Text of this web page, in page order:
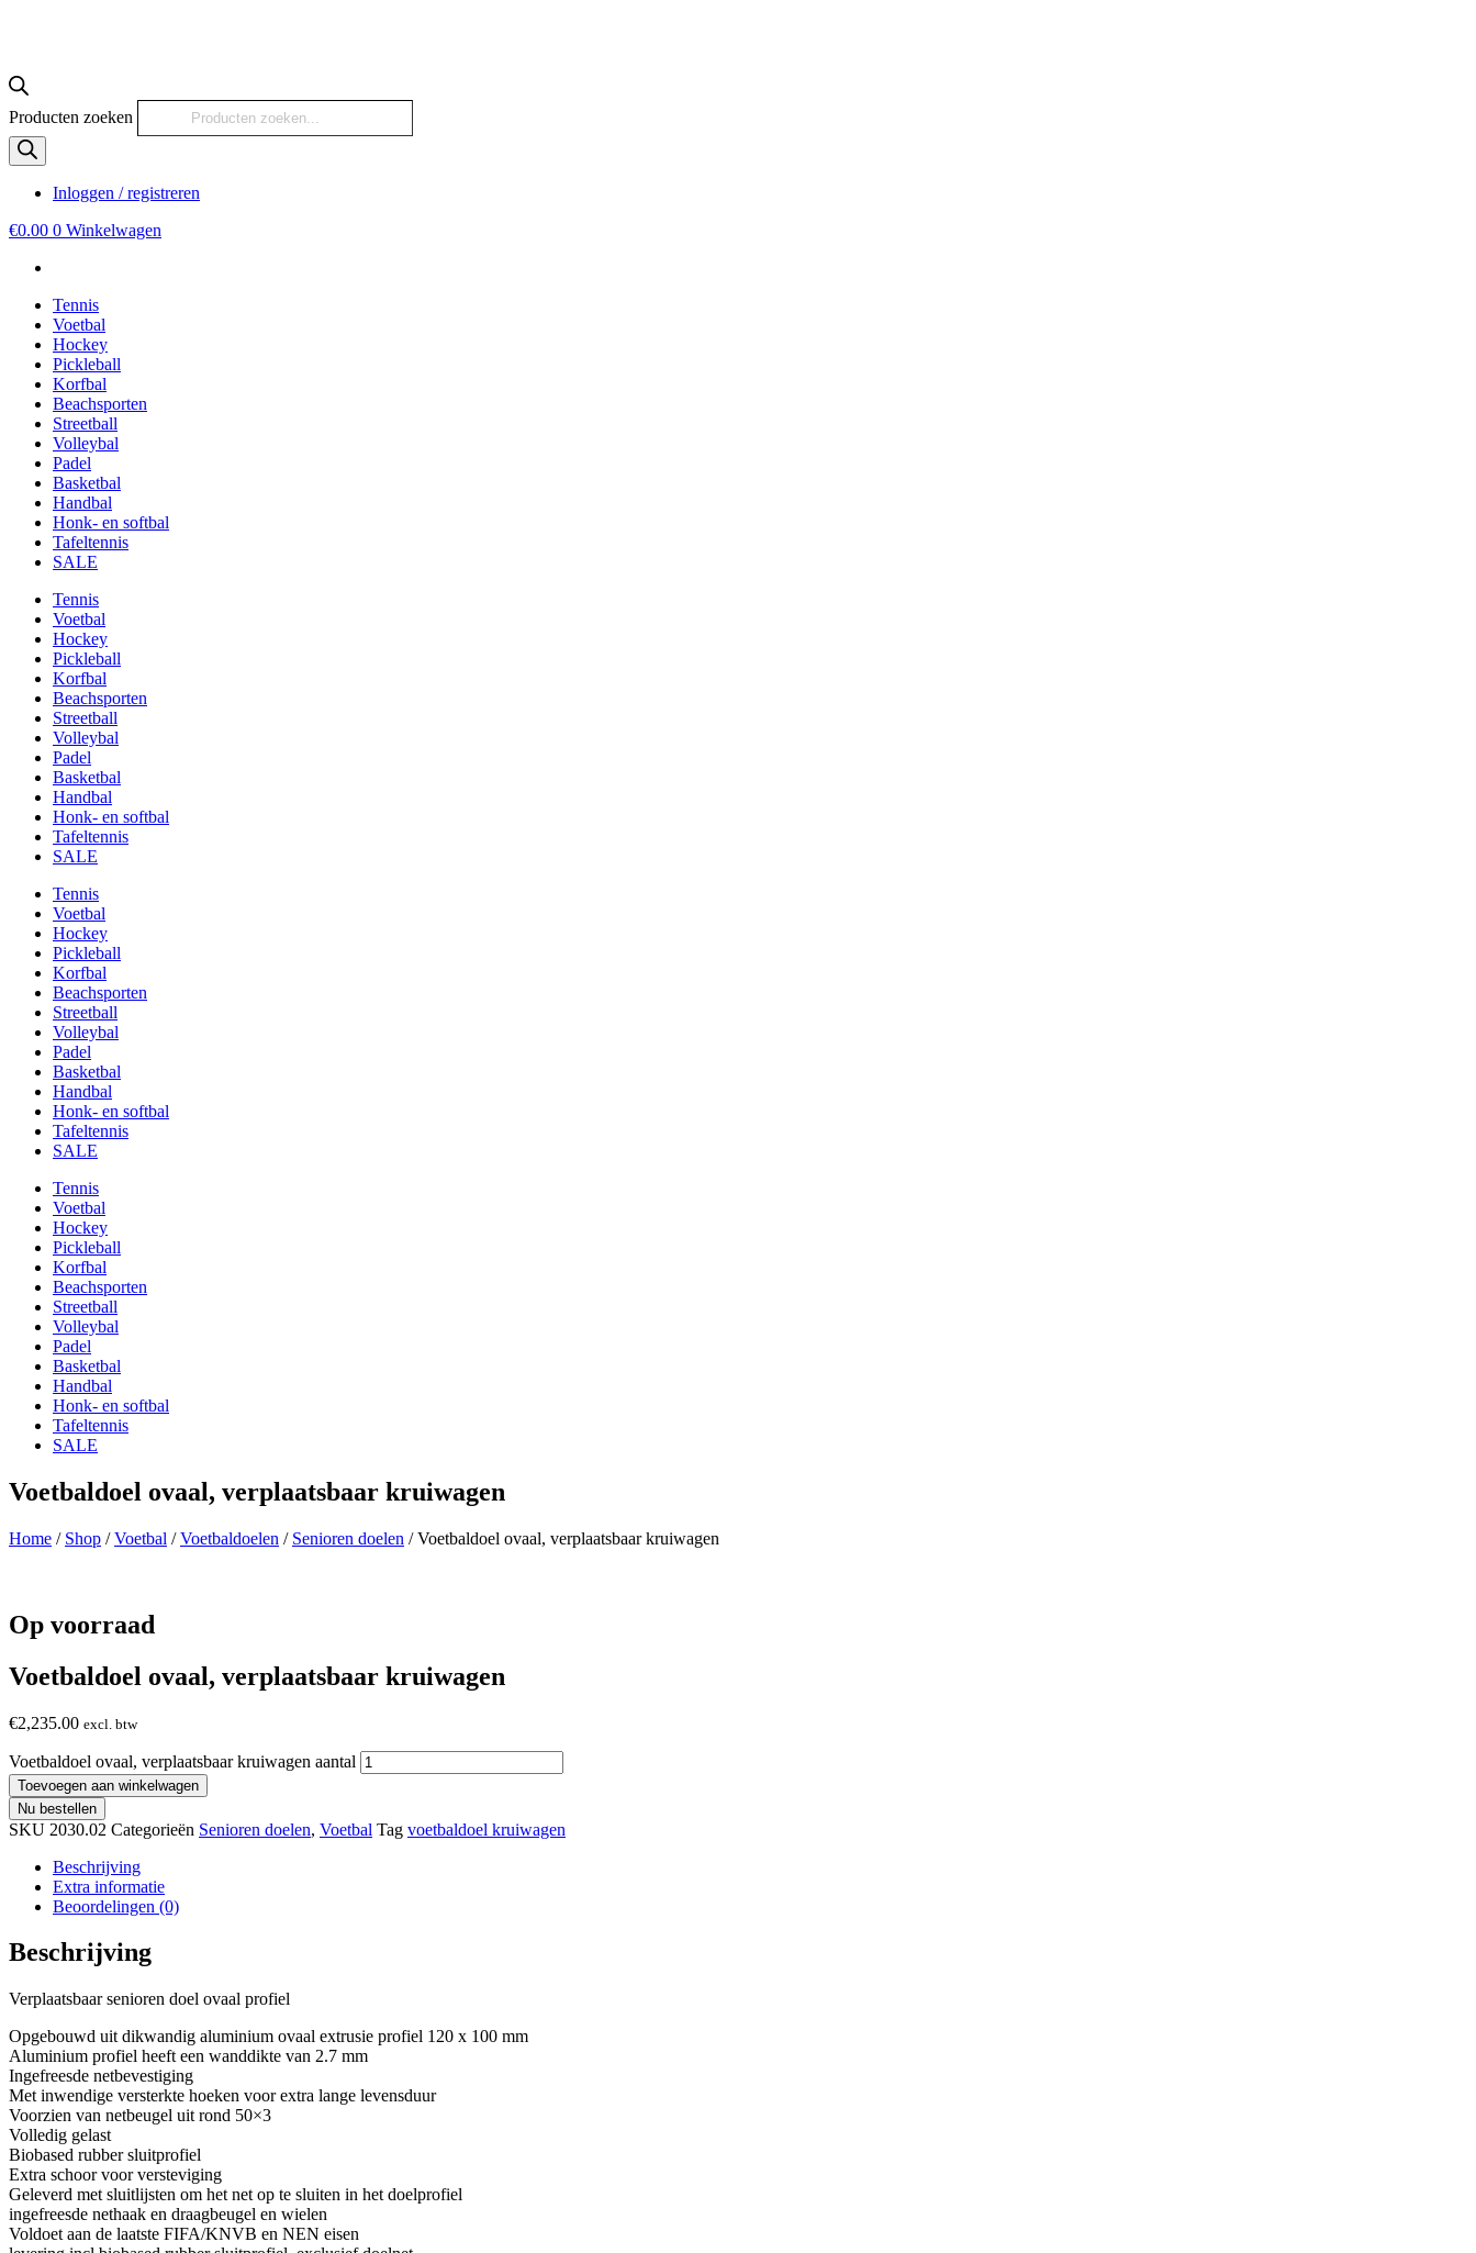
Producten zoeken
Inloggen / registreren
€0.00 0 Winkelwagen
Tennis
Voetbal
Hockey
Pickleball
Korfbal
Beachsporten
Streetball
Volleybal
Padel
Basketbal
Handbal
Honk- en softbal
Tafeltennis
SALE
Tennis
Voetbal
Hockey
Pickleball
Korfbal
Beachsporten
Streetball
Volleybal
Padel
Basketbal
Handbal
Honk- en softbal
Tafeltennis
SALE
Tennis
Voetbal
Hockey
Pickleball
Korfbal
Beachsporten
Streetball
Volleybal
Padel
Basketbal
Handbal
Honk- en softbal
Tafeltennis
SALE
Tennis
Voetbal
Hockey
Pickleball
Korfbal
Beachsporten
Streetball
Volleybal
Padel
Basketbal
Handbal
Honk- en softbal
Tafeltennis
SALE
Voetbaldoel ovaal, verplaatsbaar kruiwagen
Home / Shop /Voetbal /Voetbaldoelen / Senioren doelen / Voetbaldoel ovaal, verplaatsbaar kruiwagen
Op voorraad
Voetbaldoel ovaal, verplaatsbaar kruiwagen
€2,235.00 excl. btw
Voetbaldoel ovaal, verplaatsbaar kruiwagen aantal
Toevoegen aan winkelwagen
Nu bestellen
SKU 2030.02 Categorieën Senioren doelen, Voetbal Tag voetbaldoel kruiwagen
Beschrijving
Extra informatie
Beoordelingen (0)
Beschrijving
Verplaatsbaar senioren doel ovaal profiel
Opgebouwd uit dikwandig aluminium ovaal extrusie profiel 120 x 100 mm
Aluminium profiel heeft een wanddikte van 2.7 mm
Ingefreesde netbevestiging
Met inwendige versterkte hoeken voor extra lange levensduur
Voorzien van netbeugel uit rond 50×3
Volledig gelast
Biobased rubber sluitprofiel
Extra schoor voor versteviging
Geleverd met sluitlijsten om het net op te sluiten in het doelprofiel
ingefreesde nethaak en draagbeugel en wielen
Voldoet aan de laatste FIFA/KNVB en NEN eisen